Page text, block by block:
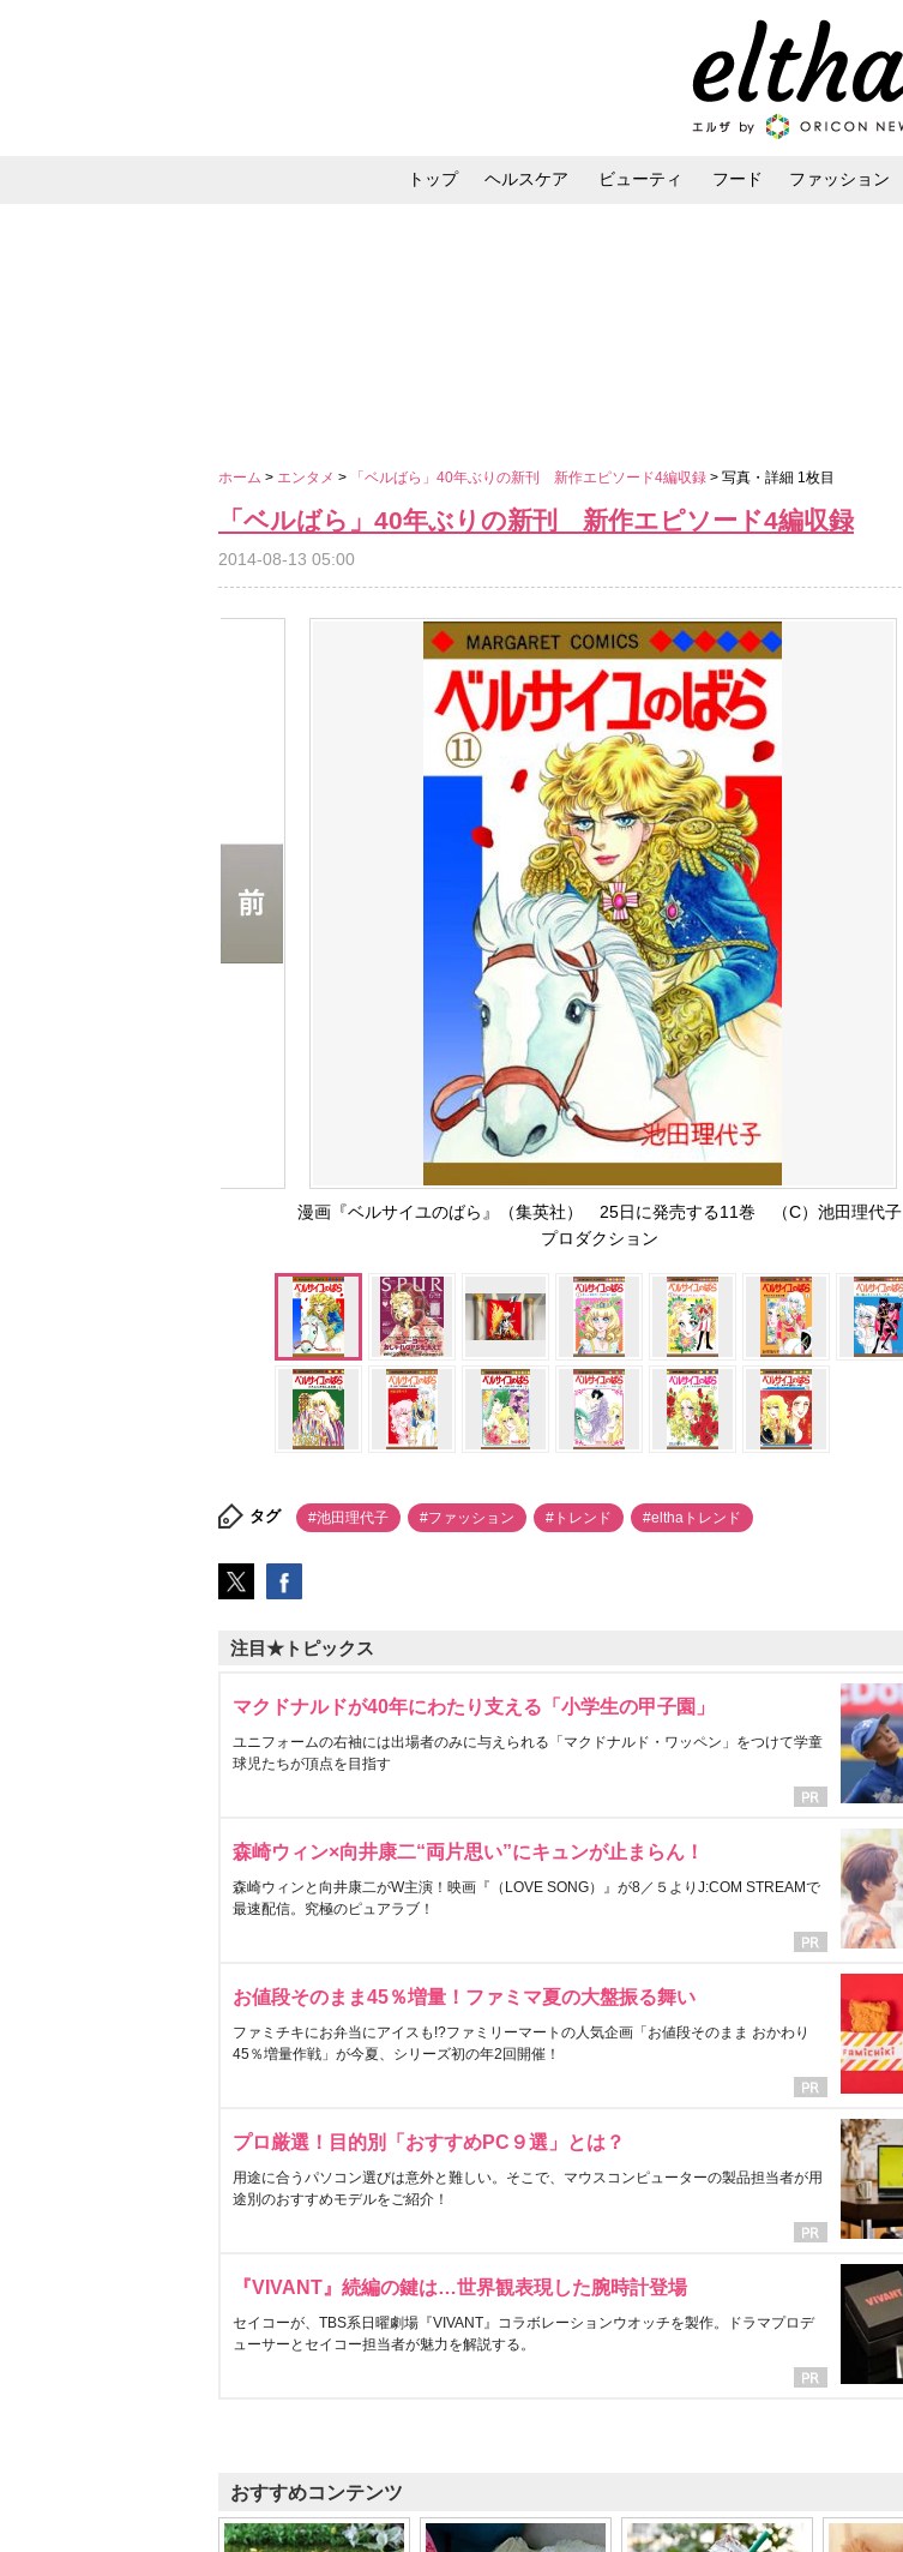
トップ ヘルスケア ビューティ フード ファッション
ホーム > エンタメ > 「ベルばら」40年ぶりの新刊 新作エピソード4編収録 > 写真・詳細 1枚目
「ベルばら」40年ぶりの新刊 新作エピソード4編収録
2014-08-13 05:00
漫画『ベルサイユのばら』（集英社） 25日に発売する11巻 （C）池田理代子
プロダクション
タグ #池田理代子 #ファッション #トレンド #elthaトレンド
注目★トピックス
マクドナルドが40年にわたり支える「小学生の甲子園」
ユニフォームの右袖には出場者のみに与えられる「マクドナルド・ワッペン」をつけて学童
球児たちが頂点を目指す
森崎ウィン×向井康二“両片思い”にキュンが止まらん！
森崎ウィンと向井康二がW主演！映画『（LOVE SONG）』が8／５よりJ:COM STREAMで
最速配信。究極のピュアラブ！
お値段そのまま45％増量！ファミマ夏の大盤振る舞い
ファミチキにお弁当にアイスも!?ファミリーマートの人気企画「お値段そのまま おかわり
45％増量作戦」が今夏、シリーズ初の年2回開催！
プロ厳選！目的別「おすすめPC９選」とは？
用途に合うパソコン選びは意外と難しい。そこで、マウスコンピューターの製品担当者が用
途別のおすすめモデルをご紹介！
『VIVANT』続編の鍵は…世界観表現した腕時計登場
セイコーが、TBS系日曜劇場『VIVANT』コラボレーションウオッチを製作。ドラマプロデ
ューサーとセイコー担当者が魅力を解説する。
おすすめコンテンツ